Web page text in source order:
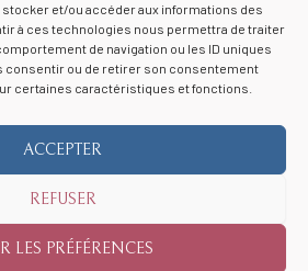
et/ou accéder aux informations des
à ces technologies nous permettra de traiter
de navigation ou les ID uniques
consentir ou de retirer son consentement
certaines caractéristiques et fonctions.
ACCEPTER
REFUSER
LES PRÉFÉRENCES
A propos
questions (FAQ)
© 2026 Polymnesia